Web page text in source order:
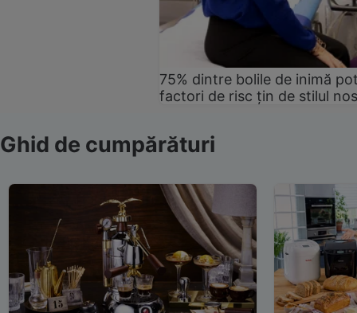
75% dintre bolile de inimă
factori de risc țin de stilul
Ghid de cumpărături